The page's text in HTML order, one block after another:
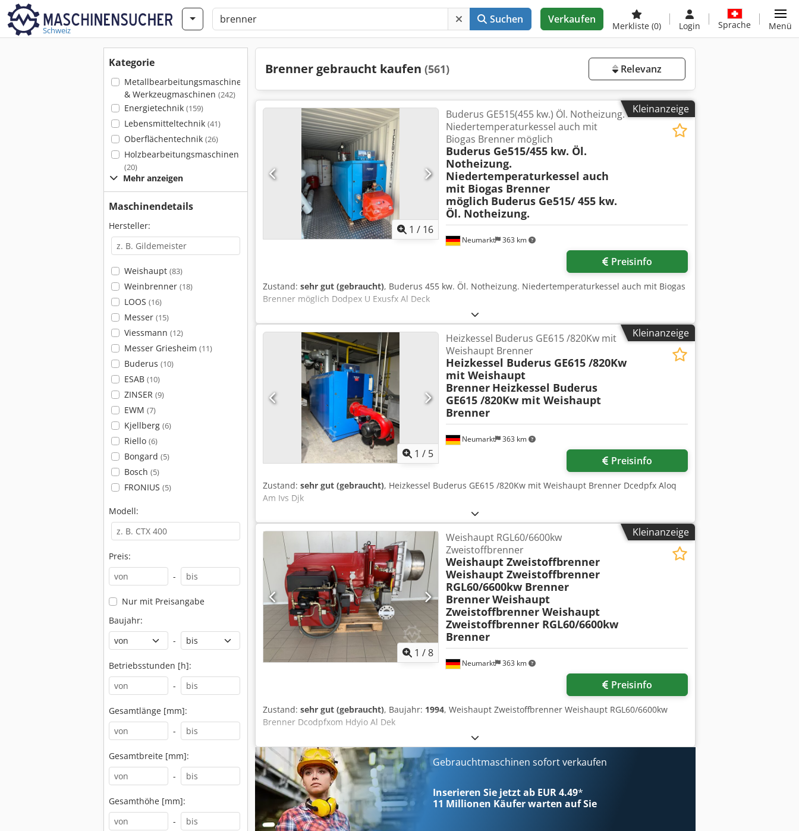
Schweiz
Suchen Verkaufen
Merkliste (0) Login Sprache Menü
Kategorie
Metallbearbeitungsmaschinen
& Werkzeugmaschinen (242)
Energietechnik (159)
Lebensmitteltechnik (41)
Oberflächentechnik (26)
Holzbearbeitungsmaschinen
(20)
Mehr anzeigen
Maschinendetails
Hersteller:
Weishaupt (83)
Weinbrenner (18)
LOOS (16)
Messer (15)
Viessmann (12)
Messer Griesheim (11)
Buderus (10)
ESAB (10)
ZINSER (9)
EWM (7)
Kjellberg (6)
Riello (6)
Bongard (5)
Bosch (5)
FRONIUS (5)
Modell:
Preis:
-
Nur mit Preisangabe
Baujahr:
-
Betriebsstunden [h]:
-
Gesamtlänge [mm]:
-
Gesamtbreite [mm]:
-
Gesamthöhe [mm]:
-
Brenner gebraucht kaufen (561) Relevanz
Kleinanzeige
1 / 16
Neumarkt 363 km
Buderus GE515(455 kw.) Öl. Notheizung.
Niedertemperaturkessel auch mit
Biogas Brenner möglich
Buderus Ge515/455 kw. Öl.
Notheizung.
Niedertemperaturkessel auch
mit Biogas Brenner
möglich Buderus Ge515/ 455 kw.
Öl. Notheizung.
Preisinfo
Zustand: sehr gut (gebraucht), Buderus 455 kw. Öl. Notheizung. Niedertemperaturkessel auch mit Biogas
Brenner möglich Dodpex U Exusfx Al Deck
Kleinanzeige
1 / 5
Neumarkt 363 km
Heizkessel Buderus GE615 /820Kw mit
Weishaupt Brenner
Heizkessel Buderus GE615 /820Kw
mit Weishaupt
Brenner Heizkessel Buderus
GE615 /820Kw mit Weishaupt
Brenner
Preisinfo
Zustand: sehr gut (gebraucht), Heizkessel Buderus GE615 /820Kw mit Weishaupt Brenner Dcedpfx Aloq
Am Ivs Djk
Kleinanzeige
1 /8
Neumarkt 363 km
Weishaupt RGL60/6600kw
Zweistoffbrenner
Weishaupt Zweistoffbrenner
Weishaupt Zweistoffbrenner
RGL60/6600kw Brenner
BrennerWeishaupt
Zweistoffbrenner Weishaupt
Zweistoffbrenner RGL60/6600kw
Brenner
Preisinfo
Zustand: sehr gut (gebraucht), Baujahr: 1994, Weishaupt Zweistoffbrenner Weishaupt RGL60/6600kw
Brenner Dcodpfxom Hdyio Al Dek
Gebrauchtmaschinen sofort verkaufen
Inserieren Sie jetzt ab EUR 4.49*
11 Millionen Käufer warten auf Sie